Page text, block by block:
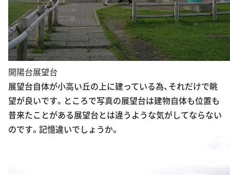
開陽台展望台
展望台自体が小高い丘の上に建っている為、それだけで眺
望が良いです。ところで写真の展望台は建物自体も位置も
昔来たことがある展望台とは違うような気がしてならない
のです。記憶違いでしょうか。